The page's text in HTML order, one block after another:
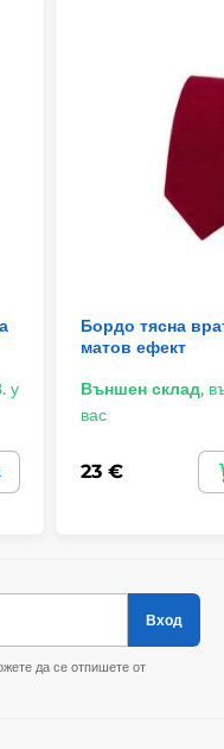
у
Бордо тясна
матов ефект
Външен склад,
вас
23 €
Вход
да се отпишете от